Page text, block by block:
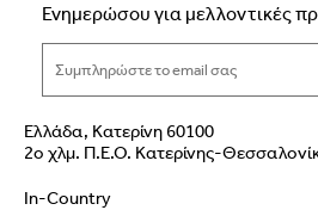
Ελλάδα, Κατερίνη 60100
2ο χλμ. Π.Ε.Ο. Κατερίνης-
In-Country
Ενημερώσου για μελλοντικές